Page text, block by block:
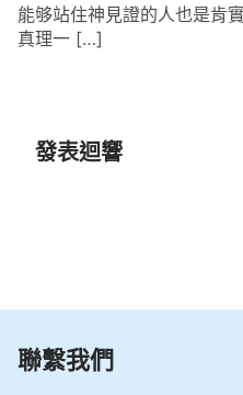
跟隨，這樣的人就有福
小的要求與他對跟隨之人
能够站住神見證的人也是肯
真理一 […]
發表迴響
聯繫我們